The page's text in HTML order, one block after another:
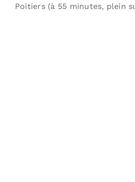
Poitiers (à 55 minutes, plein